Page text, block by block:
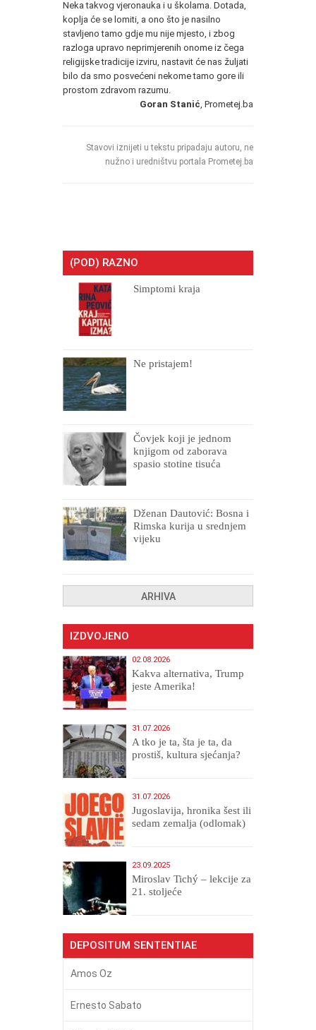
Neka takvog vjeronauka i u školama. Dotada,
koplja će se lomiti, a ono što je nasilno
stavljeno tamo gdje mu nije mjesto, i zbog
razloga upravo neprimjerenih onome iz čega
religijske tradicije izviru, nastavit će nas žuljati
bilo da smo posvećeni nekome tamo gore ili
prostom zdravom razumu.
Goran Stanić , Prometej.ba
Stavovi iznijeti u tekstu pripadaju autoru, ne
nužno i uredništvu portala Prometej.ba
(POD) RAZNO
Simptomi kraja
Ne pristajem!
Čovjek koji je jednom
knjigom od zaborava
spasio stotine tisuća
Dženan Dautović: Bosna i
Rimska kurija u srednjem
vijeku
ARHIVA
IZDVOJENO
02.08.2026
Kakva alternativa, Trump
jeste Amerika!
31.07.2026
A tko je ta, šta je ta, da
prostiš, kultura sjećanja?
31.07.2026
Jugoslavija, hronika šest ili
sedam zemalja (odlomak)
23.09.2025
Miroslav Tichý – lekcije za
21. stoljeće
DEPOSITUM SENTENTIAE
Amos Oz
Ernesto Sabato